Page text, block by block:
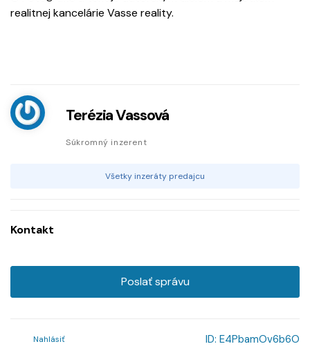
realitnej kancelárie Vasse reality.
Terézia Vassová
Súkromný inzerent
Všetky inzeráty predajcu
Kontakt
Poslať správu
Nahlásiť ID: E4PbamOv6b6O